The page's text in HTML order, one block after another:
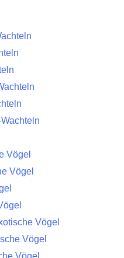
Vögel
Vögel
Vögel
Vögel
Vögel